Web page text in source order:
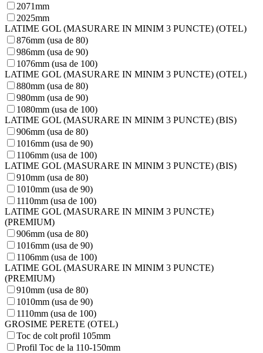
2071mm
2025mm
LATIME GOL (MASURARE IN MINIM 3 PUNCTE) (OTEL)
876mm (usa de 80)
986mm (usa de 90)
1076mm (usa de 100)
LATIME GOL (MASURARE IN MINIM 3 PUNCTE) (OTEL)
880mm (usa de 80)
980mm (usa de 90)
1080mm (usa de 100)
LATIME GOL (MASURARE IN MINIM 3 PUNCTE) (BIS)
906mm (usa de 80)
1016mm (usa de 90)
1106mm (usa de 100)
LATIME GOL (MASURARE IN MINIM 3 PUNCTE) (BIS)
910mm (usa de 80)
1010mm (usa de 90)
1110mm (usa de 100)
LATIME GOL (MASURARE IN MINIM 3 PUNCTE)
(PREMIUM)
906mm (usa de 80)
1016mm (usa de 90)
1106mm (usa de 100)
LATIME GOL (MASURARE IN MINIM 3 PUNCTE)
(PREMIUM)
910mm (usa de 80)
1010mm (usa de 90)
1110mm (usa de 100)
GROSIME PERETE (OTEL)
Toc de colt profil 105mm
Profil Toc de la 110-150mm